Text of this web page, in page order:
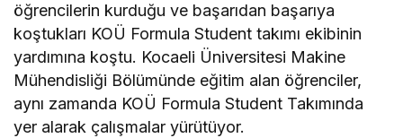
öğrencilerin kurduğu ve başarıdan başarıya
koştukları KOÜ Formula Student takımı ekibinin
yardımına koştu. Kocaeli Üniversitesi Makine
Mühendisliği Bölümünde eğitim alan öğrenciler,
aynı zamanda KOÜ Formula Student Takımında
yer alarak çalışmalar yürütüyor.